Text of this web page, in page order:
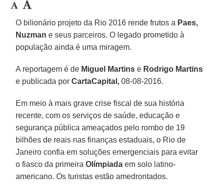
O bilionário projeto da Rio 2016 rende frutos a Paes,
Nuzman e seus parceiros. O legado prometido à
população ainda é uma miragem.
A reportagem é de Miguel Martins e Rodrigo Martins
e publicada porCartaCapital, 08-08-2016.
Em meio à mais grave crise fiscal de sua história
recente, com os serviços de saúde, educação e
segurança pública ameaçados pelo rombo de 19
bilhões de reais nas finanças estaduais, o Rio de
Janeiro confia em soluções emergenciais para evitar
o fiasco da primeiraOlímpiada em solo latino-
americano. Os turistas estão amedrontados.